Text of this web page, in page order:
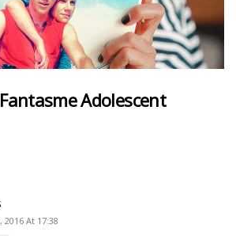
Adolescent
2016 At 17:38